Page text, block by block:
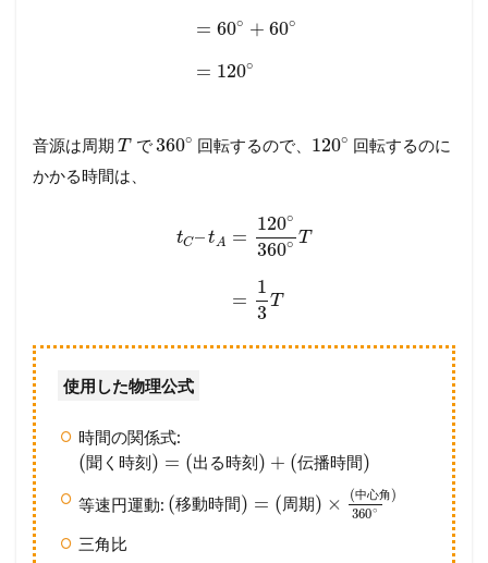
= 60∘ + 60∘
= 120∘
音源は周期 T で360∘ 回転するので、 120∘ 回転するのに
かかる時間は、
tC–tA =
120∘
360∘ T
=
1
3
T
使用した物理公式
時間の関係式:
(聞 く 時刻 ) = (出 る時刻 ) + (伝播時間)
等速円運動: (移動時間) = (周期) × (中心角)
360∘
三角比